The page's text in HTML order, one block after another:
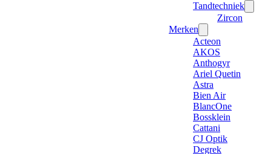
Tandtechniek
Zircon
Merken
Acteon
AKOS
Anthogyr
Ariel Quetin
Astra
Bien Air
BlancOne
Bossklein
Cattani
CJ Optik
Degrek